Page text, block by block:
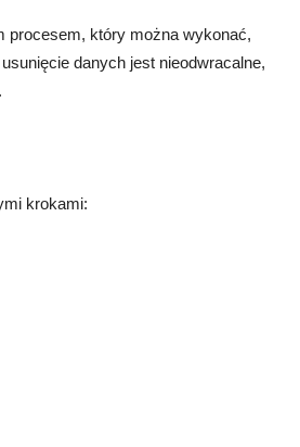
procesem, który można wykonać,
danych jest nieodwracalne,
krokami: